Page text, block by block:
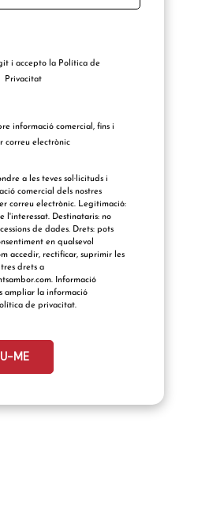
i accepto la Política de
Privacitat
informació comercial, fins i
correu electrònic
a les teves sol·licituds i
comercial dels nostres
correu electrònic. Legitimació:
l'interessat. Destinataris: no
de dades. Drets: pots
en qualsevol
accedir, rectificar, suprimir les
drets a
Informació
ampliar la informació
de privacitat.
ME